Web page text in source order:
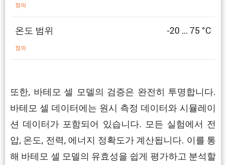
정의
온도 범위
정의
-20 … 75 °C
또한, 바테모 셀 모델의 검증은 완전히 투명합니다.
바테모 셀 데이터에는 원시 측정 데이터와 시뮬레이
션 데이터가 포함되어 있습니다. 모든 실험에서 전
압, 온도, 전력, 에너지 정확도가 계산됩니다. 이를 통
해 바테모 셀 모델의 유효성을 쉽게 평가하고 분석할